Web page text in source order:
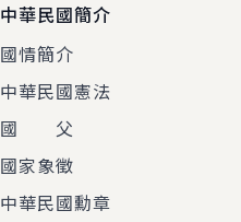
中華民國簡介
國情簡介
中華民國憲法
國 父
國家象徵
中華民國勳章